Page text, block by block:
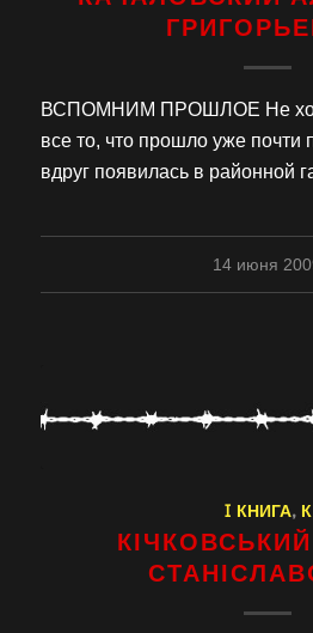
ВСПОМНИМ ПРОШЛОЕ Не
все то, что прошло уже почти
вдруг появилась в районной
14 июня
I КНИГА, К